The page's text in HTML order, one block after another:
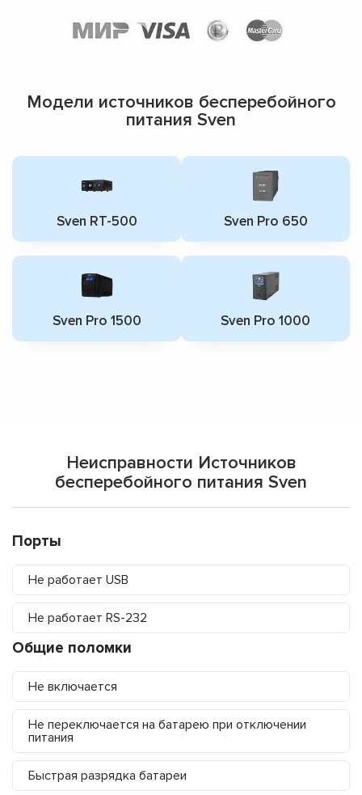
Модели источников бесперебойного
питания Sven
Sven RT-500 Sven Pro 650
Sven Pro 1500 Sven Pro 1000
Неисправности Источников
бесперебойного питания Sven
Порты
Не работает USB
Не работает RS-232
Общие поломки
Не включается
Не переключается на батарею при отключении
питания
Быстрая разрядка батареи